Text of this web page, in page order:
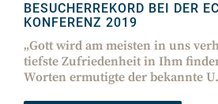
BESUCHERREKORD BEI DER
KONFERENZ 2019
„Gott wird am meisten in uns
tiefste Zufriedenheit in Ihm
Worten ermutigte der bekannte